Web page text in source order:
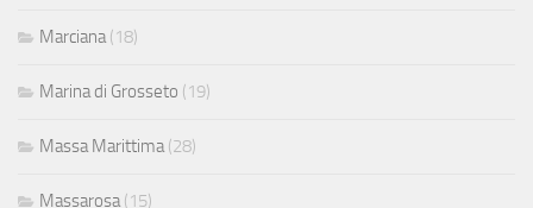
Marciana (18)
Marina di Grosseto (19)
Massa Marittima (28)
Massarosa (15)